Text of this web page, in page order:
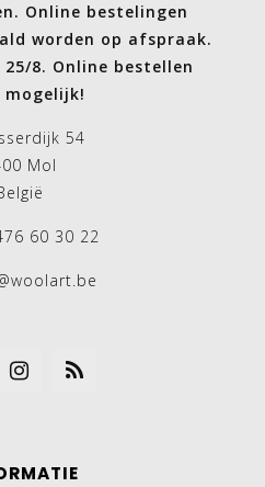
Online bestelingen
worden op afspraak.
8. Online bestellen
54
Mol
60 30 22